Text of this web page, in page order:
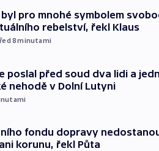
pro mnohé symbolem
rebelství, řekl Klaus
8minutami
poslal před soud dva lidi a
nehodě v Dolní Lutyni
fondu dopravy
korunu, řekl Půta